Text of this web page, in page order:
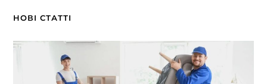
НОВІ СТАТТІ